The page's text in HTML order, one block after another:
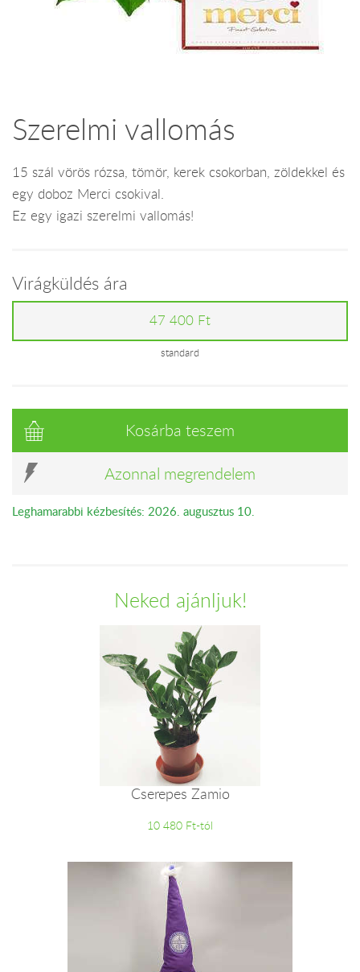
Szerelmi vallomás
15 szál vörös rózsa, tömör, kerek csokorban, zöldekkel és
egy doboz Merci csokival.
Ez egy igazi szerelmi vallomás!
Virágküldés ára
47 400 Ft
standard
Kosárba teszem
Azonnal megrendelem
Leghamarabbi kézbesítés: 2026. augusztus 10.
Neked ajánljuk!
Cserepes Zamio
10 480 Ft-tól